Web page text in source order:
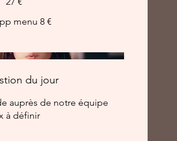
menu 8 €
du jour
auprès de notre équipe
à définir